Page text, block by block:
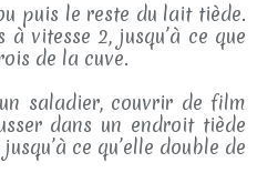
puis le reste du lait tiède.
vitesse 2, jusqu’à ce que
de la cuve.
saladier, couvrir de film
dans un endroit tiède
ce qu’elle double de